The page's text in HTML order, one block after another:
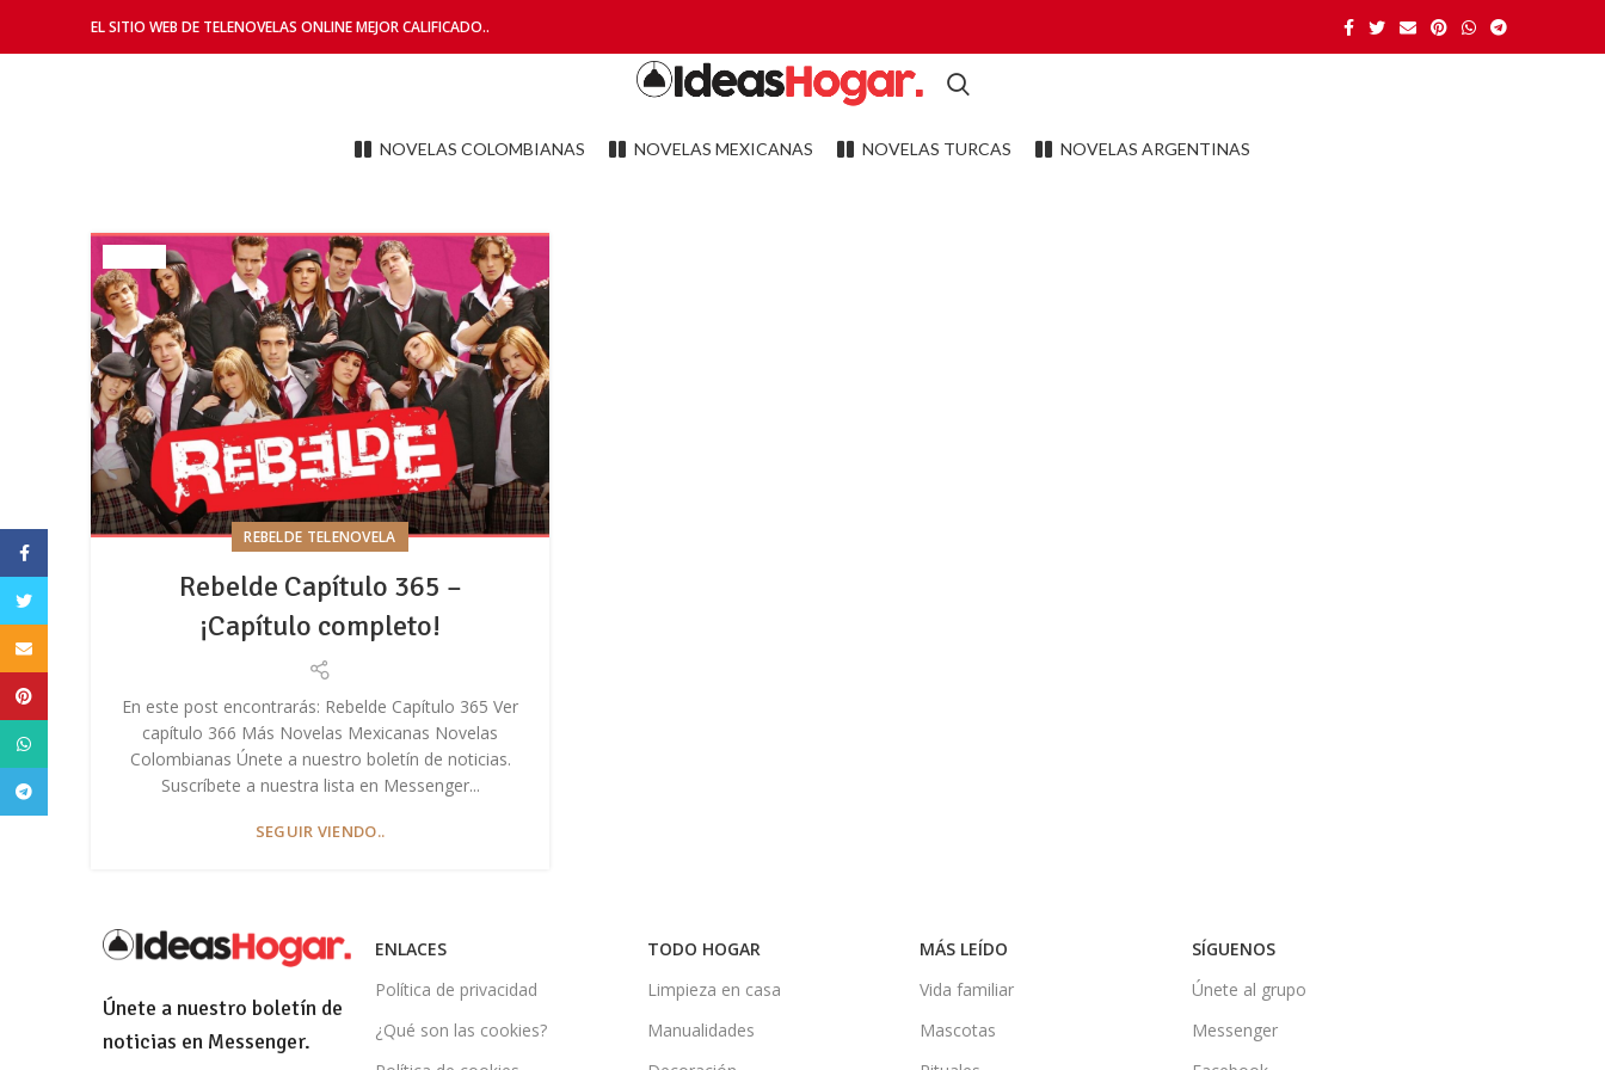
EL SITIO WEB DE TELENOVELAS ONLINE MEJOR CALIFICADO..
NOVELAS COLOMBIANAS NOVELAS MEXICANAS NOVELAS TURCAS NOVELAS ARGENTINAS
REBELDE TELENOVELA
Rebelde Capítulo 365 –
¡Capítulo completo!
En este post encontrarás: Rebelde Capítulo 365 Ver
capítulo 366 Más Novelas Mexicanas Novelas
Colombianas Únete a nuestro boletín de noticias.
Suscríbete a nuestra lista en Messenger...
SEGUIR VIENDO..
Únete a nuestro boletín de
noticias en Messenger.
ENLACES
Política de privacidad
¿Qué son las cookies?
TODO HOGAR
Limpieza en casa
Manualidades
MÁS LEÍDO
Vida familiar
Mascotas
SÍGUENOS
Únete al grupo
Messenger
Pinterest